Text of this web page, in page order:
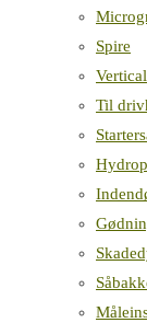
Spire
Til